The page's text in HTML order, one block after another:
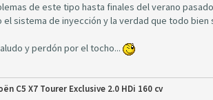
de este tipo hasta finales del verano
el sistema de inyección y la verdad que todo bien
y perdón por el tocho...
C5 X7 Tourer Exclusive 2.0 HDi 160 cv